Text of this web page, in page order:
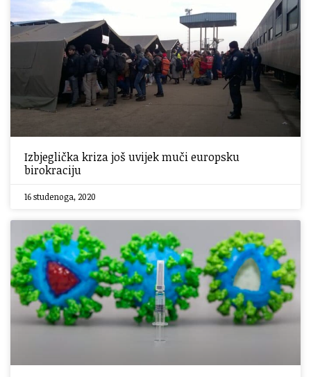
Izbjeglička kriza još uvijek muči europsku
birokraciju
16 studenoga, 2020